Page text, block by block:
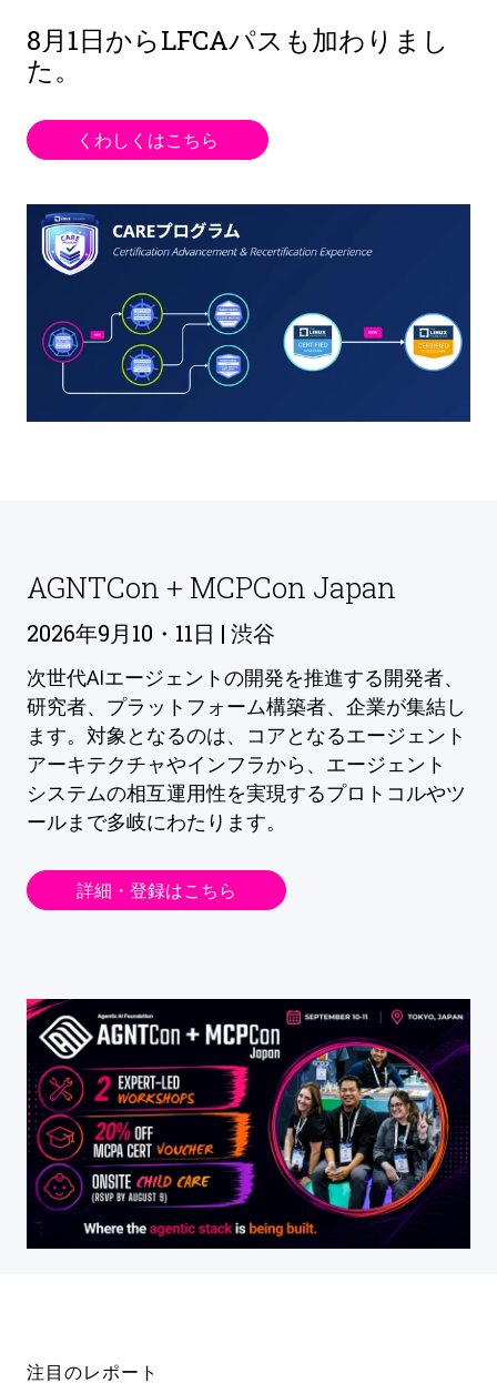
8月1日からLFCAパスも加わりまし
た。
くわしくはこちら
AGNTCon + MCPCon Japan
2026年9月10・11日 | 渋谷
次世代AIエージェントの開発を推進する開発者、
研究者、プラットフォーム構築者、企業が集結し
ます。対象となるのは、コアとなるエージェント
アーキテクチャやインフラから、エージェント
システムの相互運用性を実現するプロトコルやツ
ールまで多岐にわたります。
詳細・登録はこちら
注目のレポート